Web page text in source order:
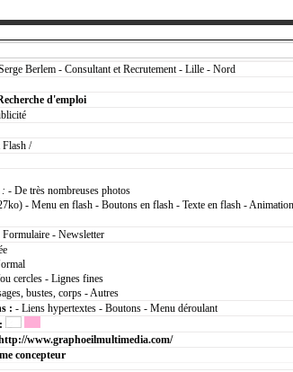
Berlem - Consultant et Recrutement - Lille - Nord
d'emploi
/
: - De très nombreuses photos
- Menu en flash - Boutons en flash - Texte en flash -
- Newsletter
cercles - Lignes fines
bustes, corps - Autres
: - Liens hypertextes - Boutons - Menu déroulant
www.graphoeilmultimedia.com/
concepteur